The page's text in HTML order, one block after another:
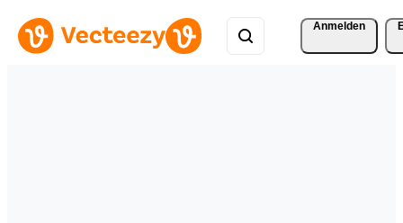
Anmelden